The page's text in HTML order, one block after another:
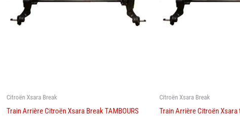
Citroën Xsara Break
Train Arrière Citroën Xsara Break TAMBOURS
Citroën Xsara Break
Train Arrière Citroën